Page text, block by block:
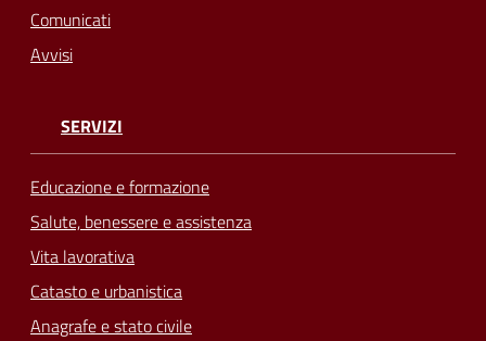
Comunicati
Avvisi
SERVIZI
Educazione e formazione
Salute, benessere e assistenza
Vita lavorativa
Catasto e urbanistica
Anagrafe e stato civile